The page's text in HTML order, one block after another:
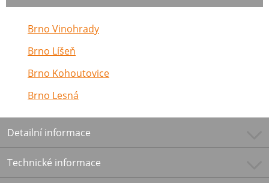
Brno Vinohrady
Brno Líšeň
Brno Kohoutovice
Brno Lesná
Detailní informace
Technické informace